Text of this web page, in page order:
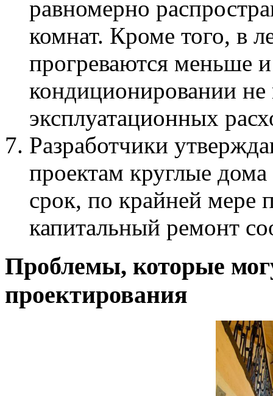
равномерно
комнат. Кроме того, в
прогреваются меньше
кондиционировании не
эксплуатационных
Разработчики
проектам круглые
срок, по крайней мере
капитальный ремонт
Проблемы, которые
проектирования